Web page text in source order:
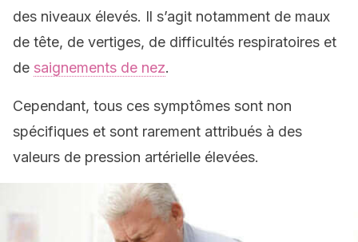
des niveaux élevés. Il s’agit notamment de maux
de tête, de vertiges, de difficultés respiratoires et
de saignements de nez.
Cependant, tous ces symptômes sont non
spécifiques et sont rarement attribués à des
valeurs de pression artérielle élevées.